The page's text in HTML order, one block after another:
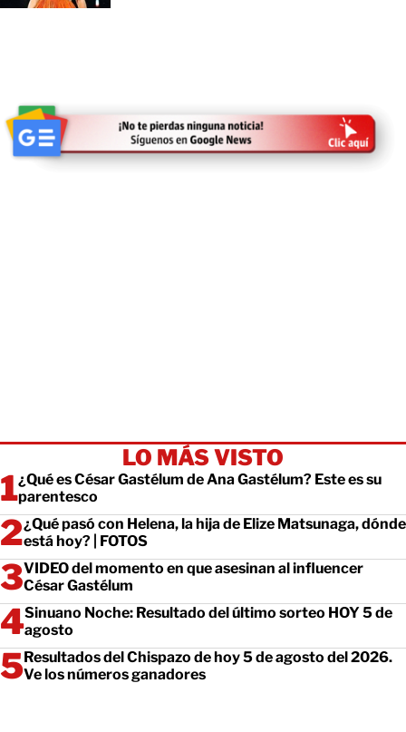
LO MÁS VISTO
¿Qué es César Gastélum de Ana Gastélum? Este es su
parentesco
¿Qué pasó con Helena, la hija de Elize Matsunaga, dónde
está hoy? | FOTOS
VIDEO del momento en que asesinan al influencer
César Gastélum
Sinuano Noche: Resultado del último sorteo HOY 5 de
agosto
Resultados del Chispazo de hoy 5 de agosto del 2026.
Ve los números ganadores